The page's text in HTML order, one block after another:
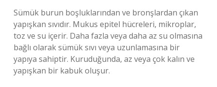
Sümük burun boşluklarından ve bronşlardan çıkan
yapışkan sıvıdır. Mukus epitel hücreleri, mikroplar,
toz ve su içerir. Daha fazla veya daha az su olmasına
bağlı olarak sümük sıvı veya uzunlamasına bir
yapıya sahiptir. Kuruduğunda, az veya çok kalın ve
yapışkan bir kabuk oluşur.